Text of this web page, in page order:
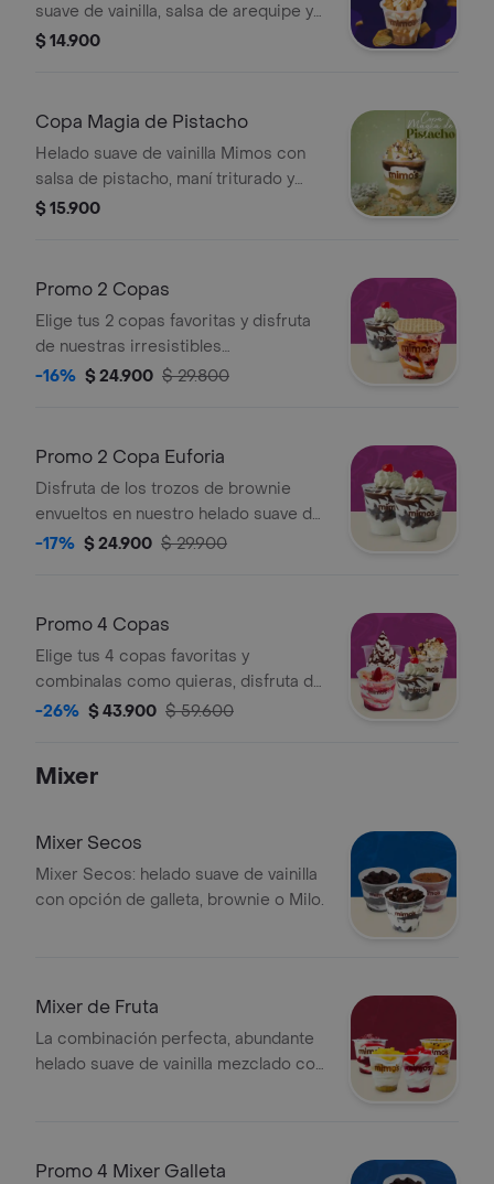
suave de vainilla, salsa de arequipe y
Flips rellenos de dulde de leche
$ 14.900
Copa Magia de Pistacho
Helado suave de vainilla Mimos con
salsa de pistacho, maní triturado y
crema chantilly. (Puede contener
$ 15.900
Promo 2 Copas
Elige tus 2 copas favoritas y disfruta
de nuestras irresistibles
combinaciones
-16% $ 24.900 $ 29.800
Promo 2 Copa Euforia
Disfruta de los trozos de brownie
envueltos en nuestro helado suave de
vainilla, con un toque de salsa de
-17% $ 24.900 $ 29.900
Promo 4 Copas
Elige tus 4 copas favoritas y
combinalas como quieras, disfruta de
nuestras deliciosas combinaciones
-26% $ 43.900 $ 59.600
Mixer
Mixer Secos
Mixer Secos: helado suave de vainilla
con opción de galleta, brownie o Milo.
Mixer de Fruta
La combinación perfecta, abundante
helado suave de vainilla mezclado con
Promo 4 Mixer Galleta